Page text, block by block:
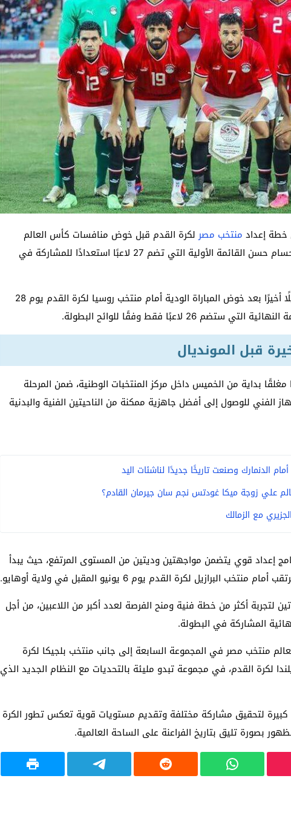
هل انتهت أزمة العالمي المالية؟
الزمالك رسميًا
بعد خطفها للأنظار؟
يوسف أسامة نبيه
خطة إعداد منتخب مصرلكرة القدم قبل خوض منافسات كأس العالم
2026، وذلك بعد إعلان الجهاز الفني بقيادة حسام حسن القائمة الأولية التي تضم 27 لاعبًا استعدادًا للمشاركة في
وأكد التقرير أن القائمة الحالية ستشهد تعديلًا أخيرًا بعد خوض المباراة الودية أمام منتخب روسيا لكرة القدم يوم 28
لاعبًا فقط وفقًا للوائح البطولة.
قبل المونديال
بداية من الخميس داخل مركز المنتخبات الوطنية، ضمن المرحلة
الفني للوصول إلى أفضل جاهزية ممكنة من الناحيتين الفنية والبدنية
الدنمارك وصنعت تاريخًا جديدًا لناشئات اليد
علي زوجة ميكا غودتس نجم سان جيرمان القادم؟
مع الزمالك
إعداد قوي يتضمن مواجهتين وديتين من المستوى المرتفع، حيث يبدأ
لكرة القدم يوم 6 يونيو المقبل في ولاية أوهايو.
لتجربة أكثر من خطة فنية ومنح الفرصة لعدد أكبر من اللاعبين، من أجل
المشاركة في البطولة.
منتخب مصر في المجموعة السابعة إلى جانب منتخب بلجيكا لكرة
لكرة القدم، في مجموعة تبدو مليئة بالتحديات مع النظام الجديد الذي
لتحقيق مشاركة مختلفة وتقديم مستويات قوية تعكس تطور الكرة
بصورة تليق بتاريخ الفراعنة على الساحة العالمية.